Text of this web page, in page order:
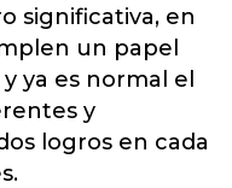
significativa, en
un papel
ya es normal el
y
logros en cada